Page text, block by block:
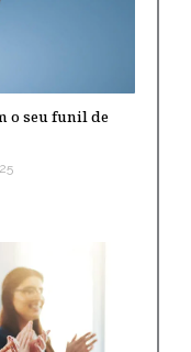
o seu funil de